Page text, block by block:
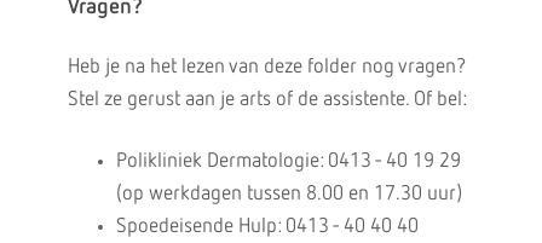
Vragen?
Heb je na het lezen van deze folder nog vragen?
Stel ze gerust aan je arts of de assistente. Of bel:
Polikliniek Dermatologie: 0413 - 40 19 29
(op werkdagen tussen 8.00 en 17.30 uur)
Spoedeisende Hulp: 0413 - 40 40 40